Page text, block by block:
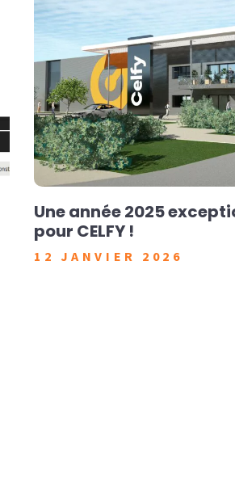
Une année 2025
pour CELFY !
12 JANVIER 2026